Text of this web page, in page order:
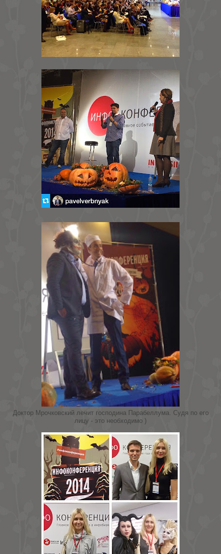
Доктор Мрочковский лечит господина Парабеллума. Судя по его
лицу - это необходимо )